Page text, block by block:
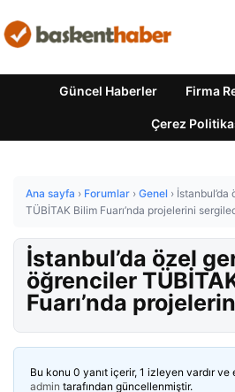
Güncel Haberler Firma
Çerez
Ana sayfa › Forumlar › Genel ›
TÜBİTAK Bilim Fuarı’nda projelerini
İstanbul’da özel
öğrenciler
Fuarı’nda
Bu konu 0 yanıt içerir, 1 izleyen vardır ve
admin tarafından güncellenmiştir.